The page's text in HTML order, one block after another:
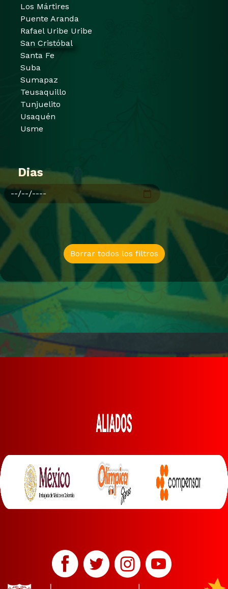
Los Mártires
Puente Aranda
Rafael Uribe Uribe
San Cristóbal
Santa Fe
Suba
Sumapaz
Teusaquillo
Tunjuelito
Usaquén
Usme
Dias
Borrar todos los filtros